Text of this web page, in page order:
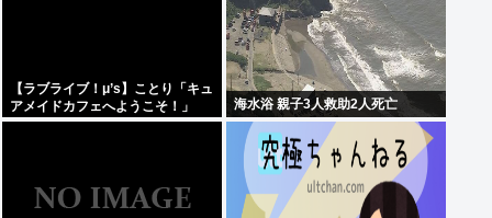
【ラブライブ！μ’s】ことり「キュ
アメイドカフェへようこそ！」
海水浴 親子3人救助2人死亡